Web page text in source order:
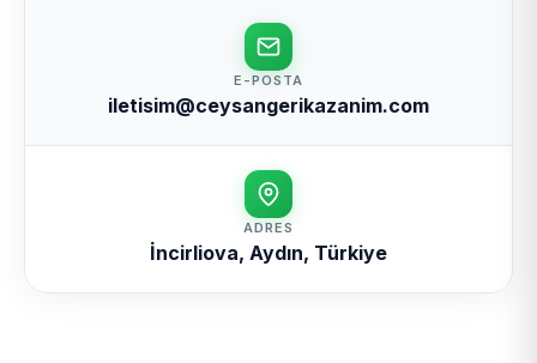
E-POSTA
iletisim@ceysangerikazanim.com
ADRES
İncirliova, Aydın, Türkiye